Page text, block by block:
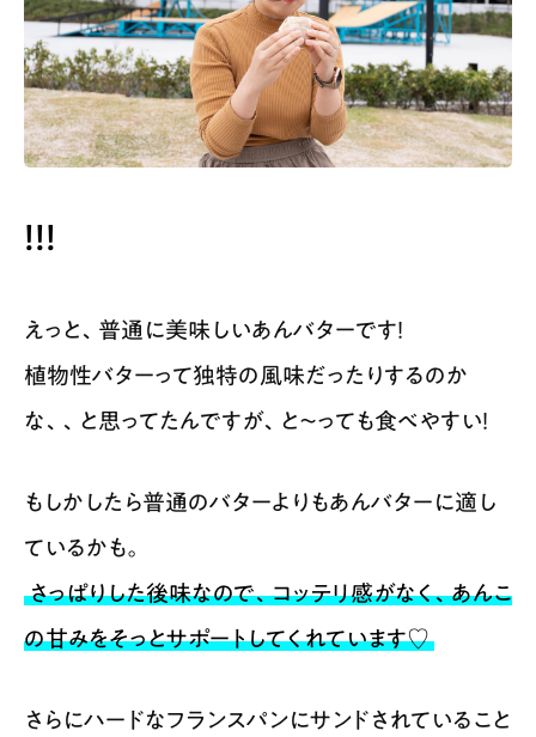
！！！
えっと、普通に美味しいあんバターです！
植物性バターって独特の風味だったりするのか
な、、と思ってたんですが、と〜っても食べやすい！
もしかしたら普通のバターよりもあんバターに適し
ているかも。
さっぱりした後味なので、コッテリ感がなく、あんこ
の甘みをそっとサポートしてくれています♡
さらにハードなフランスパンにサンドされていること